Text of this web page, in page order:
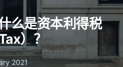
么是资本利得税
）？
2021